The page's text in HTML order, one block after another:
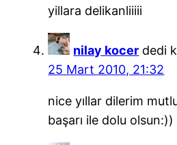
yillara delikanliiiii
nilay kocer dedi
25 Mart 2010, 21:32
nice yıllar dilerim
başarı ile dolu olsun:))